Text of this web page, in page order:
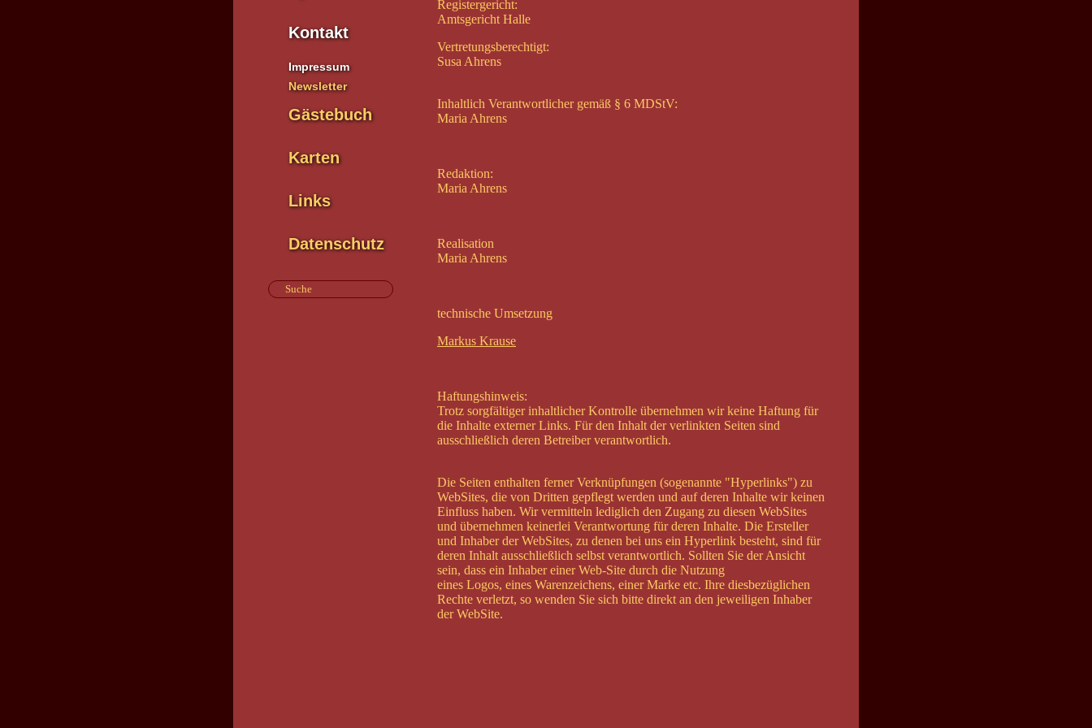
Kontakt
Impressum
Newsletter
Gästebuch
Karten
Links
Datenschutz
Registergericht:
Amtsgericht Halle
Vertretungsberechtigt:
Susa Ahrens
Inhaltlich Verantwortlicher gemäß § 6 MDStV:
Maria Ahrens
Redaktion:
Maria Ahrens
Realisation
Maria Ahrens
technische Umsetzung
Markus Krause
Haftungshinweis:
Trotz sorgfältiger inhaltlicher Kontrolle übernehmen wir keine Haftung für
die Inhalte externer Links. Für den Inhalt der verlinkten Seiten sind
ausschließlich deren Betreiber verantwortlich.
Die Seiten enthalten ferner Verknüpfungen (sogenannte "Hyperlinks") zu
WebSites, die von Dritten gepflegt werden und auf deren Inhalte wir keinen
Einfluss haben. Wir vermitteln lediglich den Zugang zu diesen WebSites
und übernehmen keinerlei Verantwortung für deren Inhalte. Die Ersteller
und Inhaber der WebSites, zu denen bei uns ein Hyperlink besteht, sind für
deren Inhalt ausschließlich selbst verantwortlich. Sollten Sie der Ansicht
sein, dass ein Inhaber einer Web-Site durch die Nutzung
eines Logos, eines Warenzeichens, einer Marke etc. Ihre diesbezüglichen
Rechte verletzt, so wenden Sie sich bitte direkt an den jeweiligen Inhaber
der WebSite.